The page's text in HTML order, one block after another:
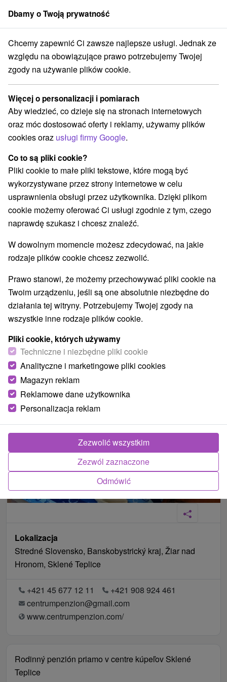
członek grupySorger
kraj Sklené Teplice Penzión Centrum Sklené Teplice
Penzión Centrum Sklené Teplice
Sklené Teplice
Zarezerwuj przez booking
REZERWACJA I WYBÓR OFERTY
Skontaktuj się bezpośrednio z właścicielem.
Przejdź do lokalizacji
O URZĄDZENIA SPRZĘT
Lokalizacja
Stredné Slovensko, Banskobystrický kraj, Žiar nad
Hronom, Sklené Teplice
+421 45 677 12 11
+421 908 924 461
centrumpenzion@gmail.com
www.centrumpenzion.com/
Rodinný penzión priamo v centre kúpeľov Sklené
Teplice
Dbamy o Twoją prywatność
Chcemy zapewnić Ci zawsze najlepsze usługi. Jednak ze
względu na obowiązujące prawo potrzebujemy Twojej
zgody na używanie plików cookie.
Więcej o personalizacji i pomiarach
Aby wiedzieć, co dzieje się na stronach internetowych
oraz móc dostosować oferty i reklamy, używamy plików
cookies oraz usługi firmy Google.
Co to są pliki cookie?
Pliki cookie to małe pliki tekstowe, które mogą być
wykorzystywane przez strony internetowe w celu
usprawnienia obsługi przez użytkownika. Dzięki plikom
cookie możemy oferować Ci usługi zgodnie z tym, czego
naprawdę szukasz i chcesz znaleźć.
W dowolnym momencie możesz zdecydować, na jakie
rodzaje plików cookie chcesz zezwolić.
Prawo stanowi, że możemy przechowywać pliki cookie na
Twoim urządzeniu, jeśli są one absolutnie niezbędne do
działania tej witryny. Potrzebujemy Twojej zgody na
wszystkie inne rodzaje plików cookie.
Pliki cookie, których używamy
Techniczne i niezbędne pliki cookie
Analityczne i marketingowe pliki cookies
Magazyn reklam
Reklamowe dane użytkownika
Personalizacja reklam
Odmówić
Zezwól zaznaczone
Zezwolić wszystkim